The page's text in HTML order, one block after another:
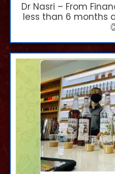
Dr Nasri – From
less than 6 months